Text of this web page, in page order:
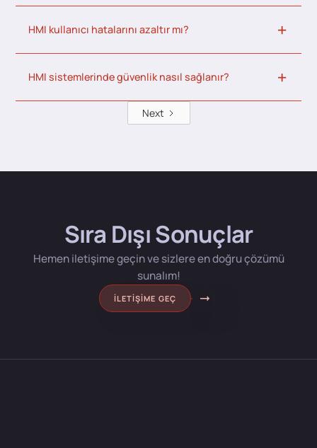
HMI kullanıcı hatalarını azaltır mı?
HMI sistemlerinde güvenlik nasıl sağlanır?
Next
Sıra Dışı Sonuçlar
Hemen iletişime geçin ve sizlere en doğru çözümü
sunalım!
İLETIŞIME GEÇ